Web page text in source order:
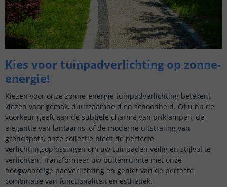
Kies voor tuinpadverlichting op zonne-
energie!
Kiezen voor onze zonne-energie tuinpadverlichting betekent
kiezen voor gemak, duurzaamheid en schoonheid. Of u nu de
voorkeur geeft aan de subtiele charme van priklampen, de
elegantie van lantaarns, of de moderne uitstraling van
grondspots, onze collectie biedt de perfecte
verlichtingsoplossingen om uw tuinpaden veilig en stijlvol te
verlichten. Transformeer uw buitenruimte met onze
hoogwaardige padverlichting en geniet van de perfecte
combinatie van functionaliteit en esthetiek.